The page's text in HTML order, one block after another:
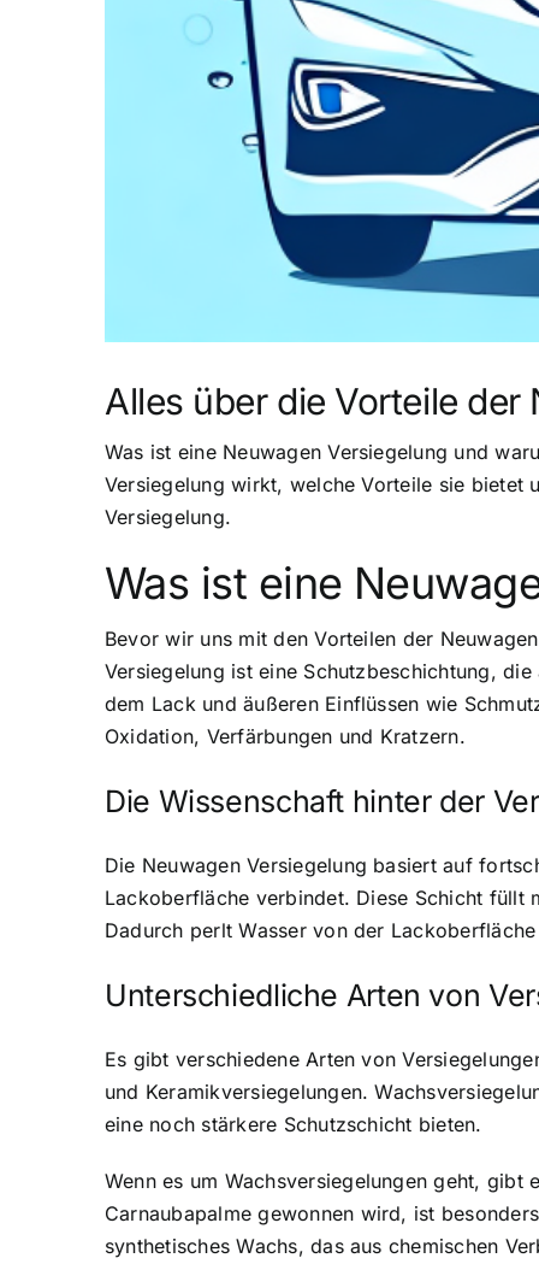
Alles über die Vorteile
Was ist eine Neuwagen Versiegelung und
Versiegelung wirkt, welche Vorteile sie bietet
Versiegelung.
Was ist eine
Bevor wir uns mit den Vorteilen der
Versiegelung ist eine Schutzbeschichtung,
dem Lack und äußeren Einflüssen wie
Oxidation, Verfärbungen und Kratzern.
Die Wissenschaft hinter der
Die Neuwagen Versiegelung basiert auf
Lackoberfläche verbindet. Diese Schicht füllt
Dadurch perlt Wasser von der
Unterschiedliche Arten von
Es gibt verschiedene Arten von
und Keramikversiegelungen.
eine noch stärkere Schutzschicht bieten.
Wenn es um Wachsversiegelungen geht,
Carnaubapalme gewonnen wird, ist
synthetisches Wachs, das aus chemischen